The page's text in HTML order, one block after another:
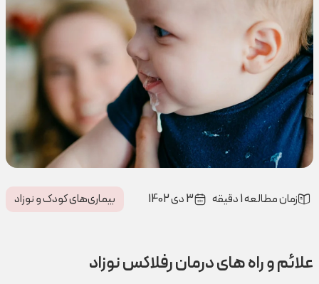
زمان مطالعه 1 دقیقه 3 دی 1402 بیماری‌های کودک و نوزاد
علائم و راه های درمان رفلاکس نوزاد